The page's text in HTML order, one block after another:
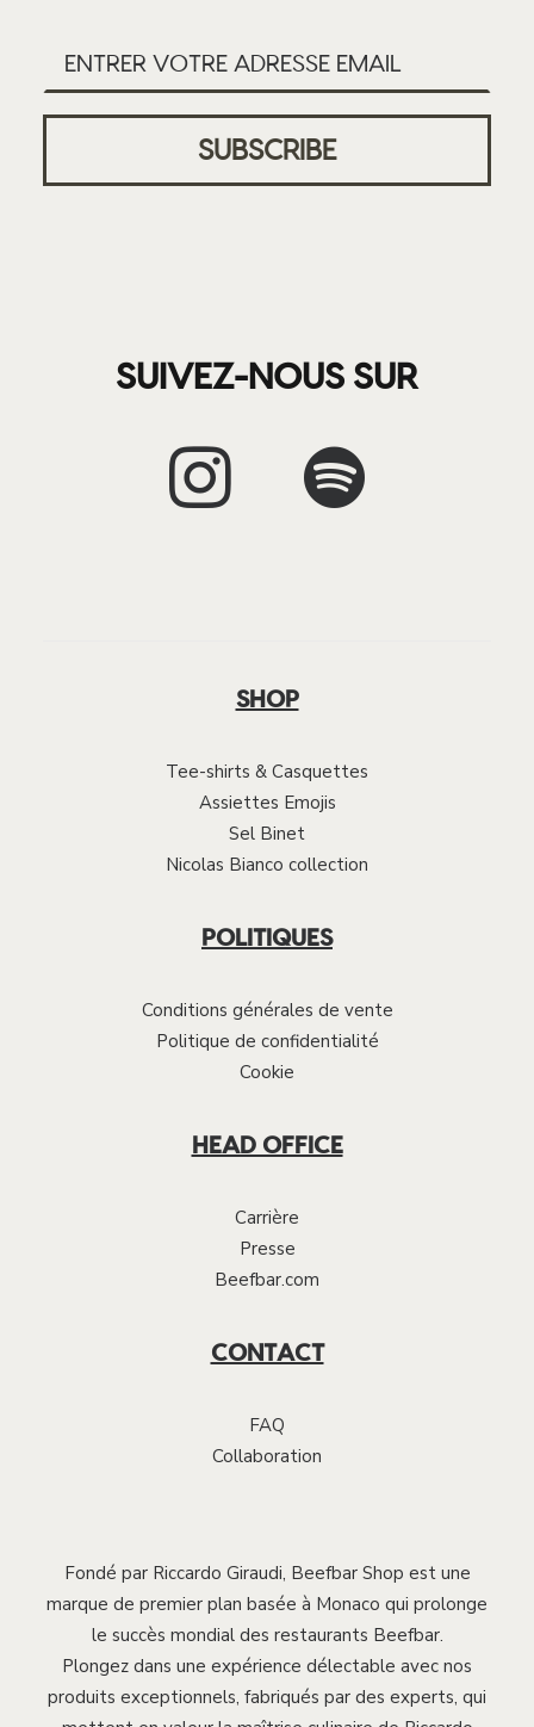
SUIVEZ-NOUS SUR
SHOP
Tee-shirts & Casquettes
Assiettes Emojis
Sel Binet
Nicolas Bianco collection
POLITIQUES
Conditions générales de vente
Politique de confidentialité
Cookie
HEAD OFFICE
Carrière
Presse
Beefbar.com
CONTACT
FAQ
Collaboration
Fondé par Riccardo Giraudi, Beefbar Shop est une
marque de premier plan basée à Monaco qui prolonge
le succès mondial des restaurants Beefbar.
Plongez dans une expérience délectable avec nos
produits exceptionnels, fabriqués par des experts, qui